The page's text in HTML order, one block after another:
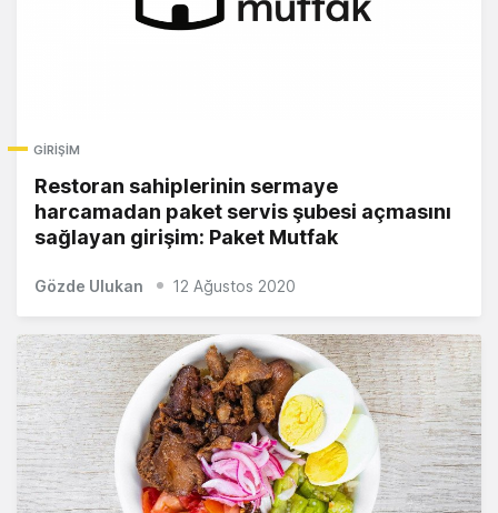
GIRIŞIM
Restoran sahiplerinin sermaye
harcamadan paket servis şubesi açmasını
sağlayan girişim: Paket Mutfak
Gözde Ulukan 12 Ağustos 2020